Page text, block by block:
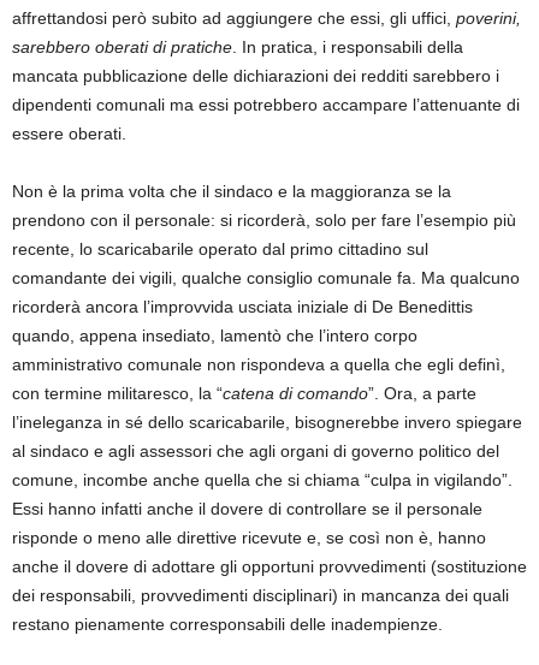
affrettandosi però subito ad aggiungere che essi, gli uffici, poverini,
sarebbero oberati di pratiche . In pratica, i responsabili della
mancata pubblicazione delle dichiarazioni dei redditi sarebbero i
dipendenti comunali ma essi potrebbero accampare l’attenuante di
essere oberati.
Non è la prima volta che il sindaco e la maggioranza se la
prendono con il personale: si ricorderà, solo per fare l’esempio più
recente, lo scaricabarile operato dal primo cittadino sul
comandante dei vigili, qualche consiglio comunale fa. Ma qualcuno
ricorderà ancora l’improvvida usciata iniziale di De Benedittis
quando, appena insediato, lamentò che l’intero corpo
amministrativo comunale non rispondeva a quella che egli definì,
con termine militaresco, la “catena di comando”. Ora, a parte
l’ineleganza in sé dello scaricabarile, bisognerebbe invero spiegare
al sindaco e agli assessori che agli organi di governo politico del
comune, incombe anche quella che si chiama “culpa in vigilando”.
Essi hanno infatti anche il dovere di controllare se il personale
risponde o meno alle direttive ricevute e, se così non è, hanno
anche il dovere di adottare gli opportuni provvedimenti (sostituzione
dei responsabili, provvedimenti disciplinari) in mancanza dei quali
restano pienamente corresponsabili delle inadempienze.